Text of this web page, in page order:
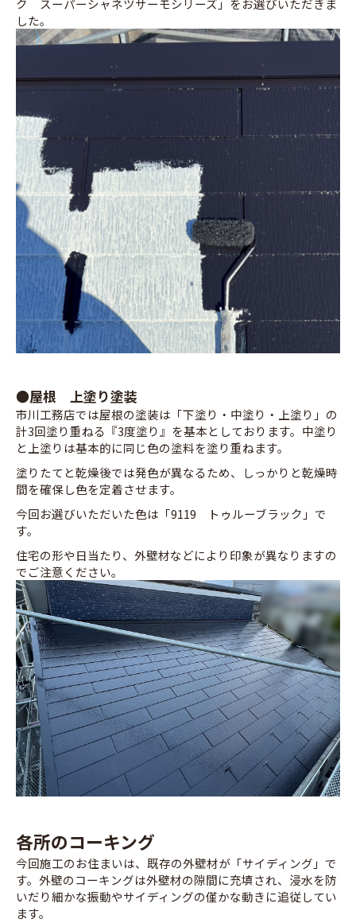
ク スーパーシャネツサーモシリーズ」をお選びいただきま
した。
●屋根 上塗り塗装
市川工務店では屋根の塗装は「下塗り・中塗り・上塗り」の
計3回塗り重ねる『3度塗り』を基本としております。中塗り
と上塗りは基本的に同じ色の塗料を塗り重ねます。
塗りたてと乾燥後では発色が異なるため、しっかりと乾燥時
間を確保し色を定着させます。
今回お選びいただいた色は「9119 トゥルーブラック」で
す。
住宅の形や日当たり、外壁材などにより印象が異なりますの
でご注意ください。
各所のコーキング
今回施工のお住まいは、既存の外壁材が「サイディング」で
す。外壁のコーキングは外壁材の隙間に充填され、浸水を防
いだり細かな振動やサイディングの僅かな動きに追従してい
ます。